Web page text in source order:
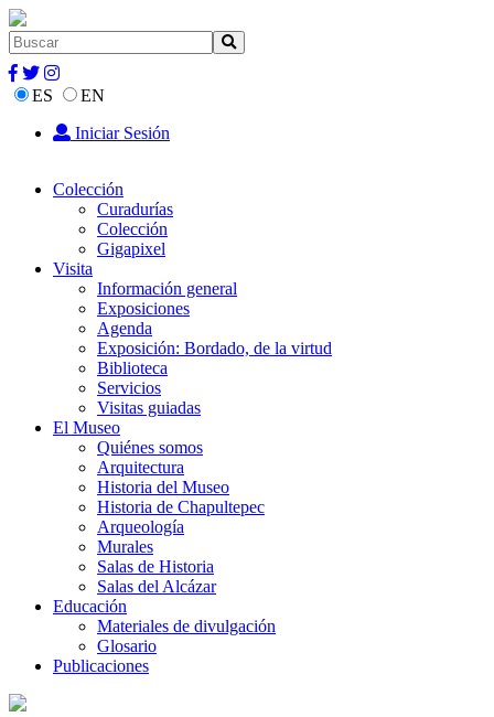
ES
EN
Iniciar Sesión
Colección
Curadurías
Colección
Gigapixel
Visita
Información general
Exposiciones
Agenda
Exposición: Bordado, de la virtud
Biblioteca
Servicios
Visitas guiadas
El Museo
Quiénes somos
Arquitectura
Historia del Museo
Historia de Chapultepec
Arqueología
Murales
Salas de Historia
Salas del Alcázar
Educación
Materiales de divulgación
Glosario
Publicaciones